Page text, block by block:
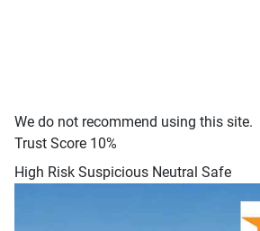
We do not recommend using this site.
Trust Score 10%
High Risk Suspicious Neutral Safe